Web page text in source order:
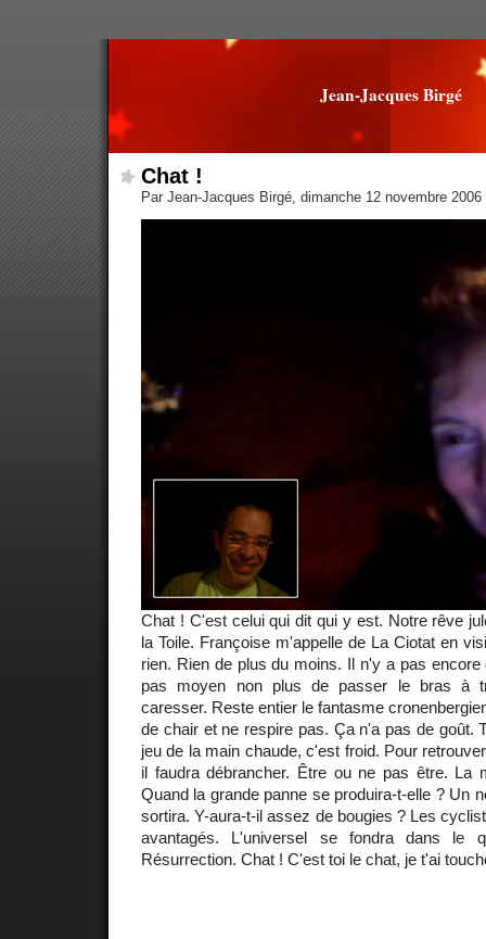
Jean-Jacques Birgé
Chat !
Par Jean-Jacques Birgé, dimanche 12 novembre
Chat ! C'est celui qui dit qui y est. Notre rêve
la Toile. Françoise m'appelle de La Ciotat en
rien. Rien de plus du moins. Il n'y a pas
pas moyen non plus de passer le bras à
caresser. Reste entier le fantasme
de chair et ne respire pas. Ça n'a pas de goût.
jeu de la main chaude, c'est froid. Pour
il faudra débrancher. Être ou ne pas être. La
Quand la grande panne se produira-t-elle ? Un
sortira. Y-aura-t-il assez de bougies ? Les
avantagés. L'universel se fondra dans le
Résurrection. Chat ! C'est toi le chat, je t'ai